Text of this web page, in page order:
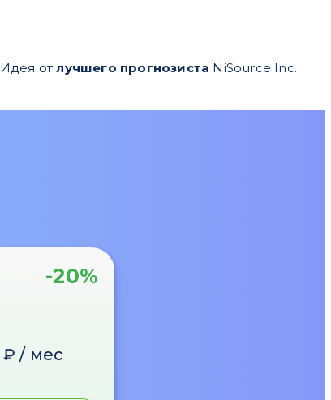
Идея отлучшего прогнозиста NiSource Inc.
-20%
₽ / мес